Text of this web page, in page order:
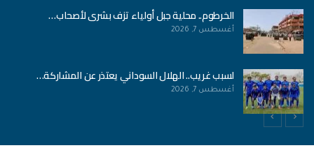
الخرطوم.. محلية جبل أولياء تزف بشرى لأصحاب…
أغسطس 7, 2026
لسبب غريب.. الهلال السوداني يعتذر عن المشاركة…
أغسطس 7, 2026